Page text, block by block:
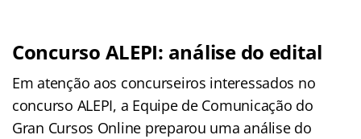
Concurso ALEPI: análise do edital
Em atenção aos concurseiros interessados no
concurso ALEPI, a Equipe de Comunicação do
Gran Cursos Online preparou uma análise do